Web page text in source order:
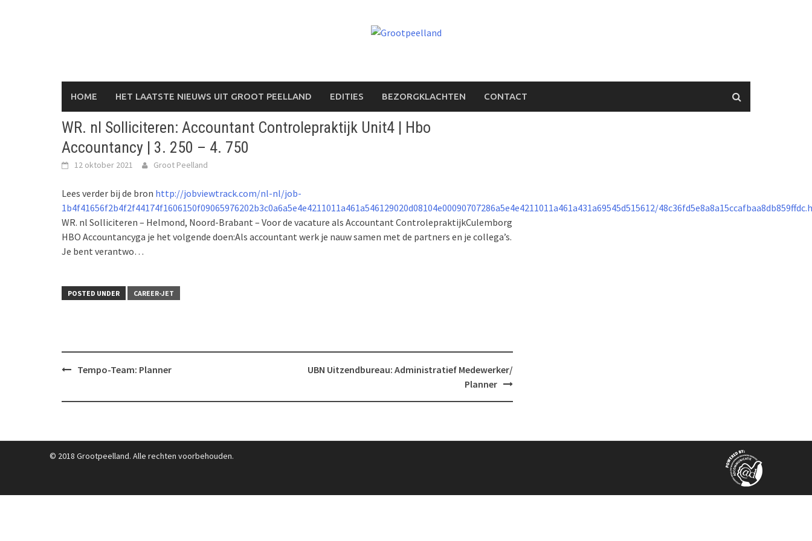
HOME HET LAATSTE NIEUWS UIT GROOT PEELLAND EDITIES BEZORGKLACHTEN CONTACT
WR. nl Solliciteren: Accountant Controlepraktijk Unit4 | Hbo
Accountancy | 3. 250 – 4. 750
12 oktober 2021 Groot Peelland
Lees verder bij de bron http://jobviewtrack.com/nl-nl/job-
1b4f41656f2b4f2f44174f1606150f09065976202b3c0a6a5e4e4211011a461a546129020d08104e00090707286a5e4e4211011a461a431a69545d515612/
WR. nl Solliciteren – Helmond, Noord-Brabant – Voor de vacature als Accountant ControlepraktijkCulemborg
HBO Accountancyga je het volgende doen:Als accountant werk je nauw samen met de partners en je collega’s.
Je bent verantwo…
POSTED UNDER CAREER-JET
PostTempo-Team: Planner
UBN Uitzendbureau: Administratief Medewerker/
Planner
© 2018 Grootpeelland. Alle rechten voorbehouden.